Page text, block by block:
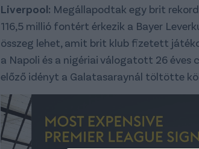
Liverpool: Megállapodtak egy brit
116,5 millió fontért érkezik a Bayer
összeg lehet, amit brit klub fizetett
a Napoli és a nigériai válogatott 26 éves
előző idényt a Galatasaraynál töltötte